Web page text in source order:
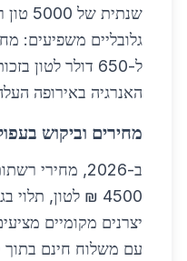
גלובליים משפיעים:
ל-650 דולר לטון
האנרגיה באירופה העלה
מחירים וביקוש בעפולה
4500 ₪ לטון,
יצרנים מקומיים